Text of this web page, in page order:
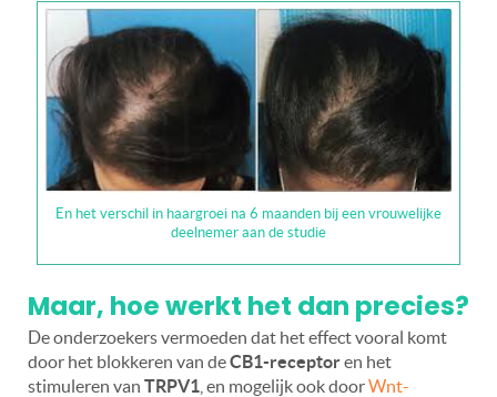
En het verschil in haargroei na 6 maanden bij een vrouwelijke
deelnemer aan de studie
Maar, hoe werkt het dan precies?
De onderzoekers vermoeden dat het effect vooral komt
door het blokkeren van deCB1-receptoren het
stimuleren van TRPV1 , en mogelijk ook doorWnt-